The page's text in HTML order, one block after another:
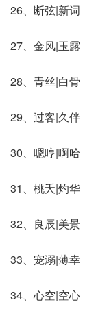
26、断弦|新词
27、金风|玉露
28、青丝|白骨
29、过客|久伴
30、嗯哼|啊哈
31、桃夭|灼华
32、良辰|美景
33、宠溺|薄幸
34、心空|空心